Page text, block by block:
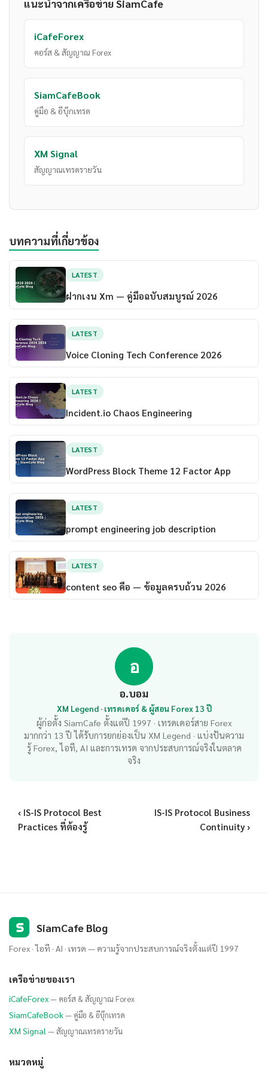
แนะนำจากเครือข่าย SiamCafe
iCafeForex
คอร์ส & สัญญาณ Forex
SiamCafeBook
คู่มือ & อีบุ๊กเทรด
XM Signal
สัญญาณเทรดรายวัน
บทความที่เกี่ยวข้อง
LATEST
ฝากเงน Xm — คู่มือฉบับสมบูรณ์ 2026
LATEST
Voice Cloning Tech Conference 2026
LATEST
Incident.io Chaos Engineering
LATEST
WordPress Block Theme 12 Factor App
LATEST
prompt engineering job description
LATEST
content seo คือ — ข้อมูลครบถ้วน 2026
อ
อ.บอม
XM Legend · เทรดเดอร์ & ผู้สอน Forex 13 ปี
ผู้ก่อตั้ง SiamCafe ตั้งแต่ปี 1997 · เทรดเดอร์สาย Forex
มากกว่า 13 ปี ได้รับการยกย่องเป็น XM Legend · แบ่งปันความ
รู้ Forex, ไอที, AI และการเทรด จากประสบการณ์จริงในตลาด
จริง
‹ IS-IS Protocol Best
Practices ที่ต้องรู้
IS-IS Protocol Business
Continuity ›
S SiamCafe Blog
Forex · ไอที · AI · เทรด — ความรู้จากประสบการณ์จริงตั้งแต่ปี 1997
เครือข่ายของเรา
iCafeForex— คอร์ส & สัญญาณ Forex
SiamCafeBook— คู่มือ & อีบุ๊กเทรด
XM Signal — สัญญาณเทรดรายวัน
หมวดหมู่